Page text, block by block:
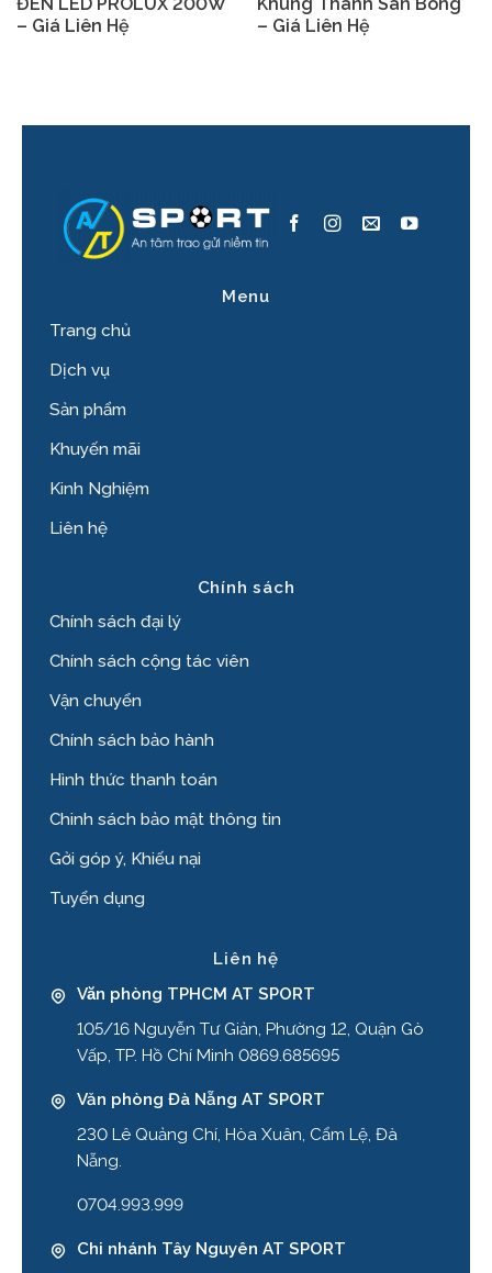
– Giá Liên Hệ
– Giá Liên Hệ
Menu
Trang chủ
Dịch vụ
Sản phẩm
Khuyến mãi
Kinh Nghiệm
Liên hệ
Chính sách
Chính sách đại lý
Chính sách cộng tác viên
Vận chuyển
Chính sách bảo hành
Hình thức thanh toán
Chinh sách bảo mật thông tin
Gởi góp ý, Khiếu nại
Tuyển dụng
Liên hệ
Văn phòng TPHCM AT SPORT
105/16 Nguyễn Tư Giản, Phường 12, Quận Gò
Vấp, TP. Hồ Chí Minh 0869.685695
Văn phòng Đà Nẵng AT SPORT
230 Lê Quảng Chí, Hòa Xuân, Cẩm Lệ, Đà
Nẵng.
0704.993.999
Chi nhánh Tây Nguyên AT SPORT